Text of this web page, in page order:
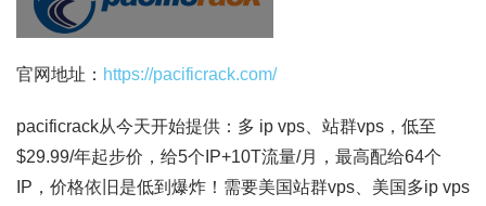
官网地址： https://pacificrack.com/
pacificrack从今天开始提供：多 ip vps、站群vps，低至
$29.99/年起步价，给5个IP+10T流量/月，最高配给64个
IP，价格依旧是低到爆炸！需要美国站群vps、美国多ip vps